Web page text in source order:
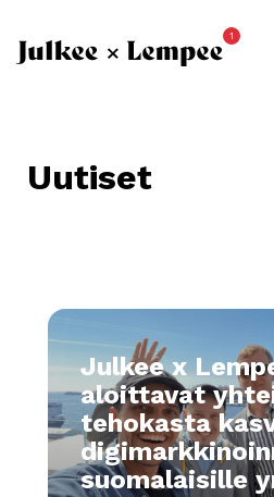
1
Uutiset
Julkee x
aloittavat
tehokasta
suomalaisille